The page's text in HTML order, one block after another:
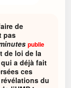
de
pas
publie
de loi de la
a déjà fait
ces
du